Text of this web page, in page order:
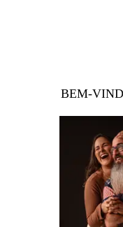
BEM-